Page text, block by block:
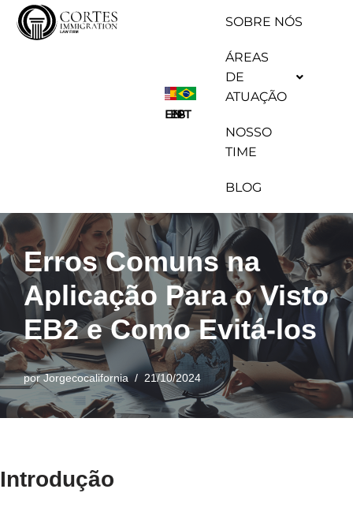
Pular
SOBRE NÓS
ÁREAS
DE
ATUAÇÃO
NOSSO
TIME
BLOG
EN
ESPT
Erros Comuns na
Aplicação Para o Visto
EB2 e Como Evitá-los
porJorgecocalifornia 21/10/2024
Introdução